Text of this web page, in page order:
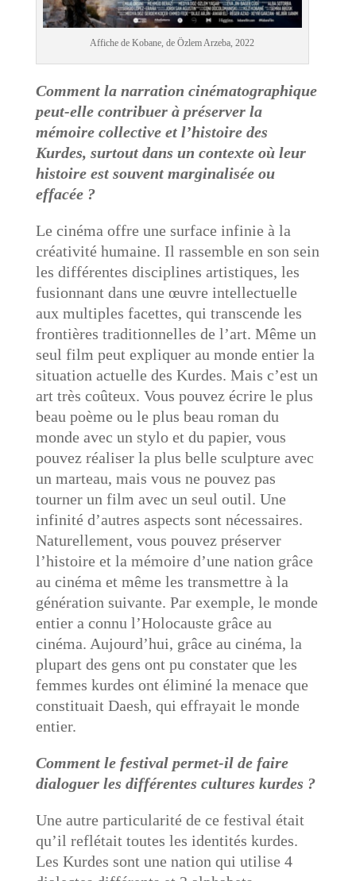
Affiche de Kobane, de Özlem Arzeba, 2022
Comment la narration cinématographique
peut-elle contribuer à préserver la
mémoire collective et l’histoire des
Kurdes, surtout dans un contexte où leur
histoire est souvent marginalisée ou
effacée ?
Le cinéma offre une surface infinie à la
créativité humaine. Il rassemble en son sein
les différentes disciplines artistiques, les
fusionnant dans une œuvre intellectuelle
aux multiples facettes, qui transcende les
frontières traditionnelles de l’art. Même un
seul film peut expliquer au monde entier la
situation actuelle des Kurdes. Mais c’est un
art très coûteux. Vous pouvez écrire le plus
beau poème ou le plus beau roman du
monde avec un stylo et du papier, vous
pouvez réaliser la plus belle sculpture avec
un marteau, mais vous ne pouvez pas
tourner un film avec un seul outil. Une
infinité d’autres aspects sont nécessaires.
Naturellement, vous pouvez préserver
l’histoire et la mémoire d’une nation grâce
au cinéma et même les transmettre à la
génération suivante. Par exemple, le monde
entier a connu l’Holocauste grâce au
cinéma. Aujourd’hui, grâce au cinéma, la
plupart des gens ont pu constater que les
femmes kurdes ont éliminé la menace que
constituait Daesh, qui effrayait le monde
entier.
Comment le festival permet-il de faire
dialoguer les différentes cultures kurdes ?
Une autre particularité de ce festival était
qu’il reflétait toutes les identités kurdes.
Les Kurdes sont une nation qui utilise 4